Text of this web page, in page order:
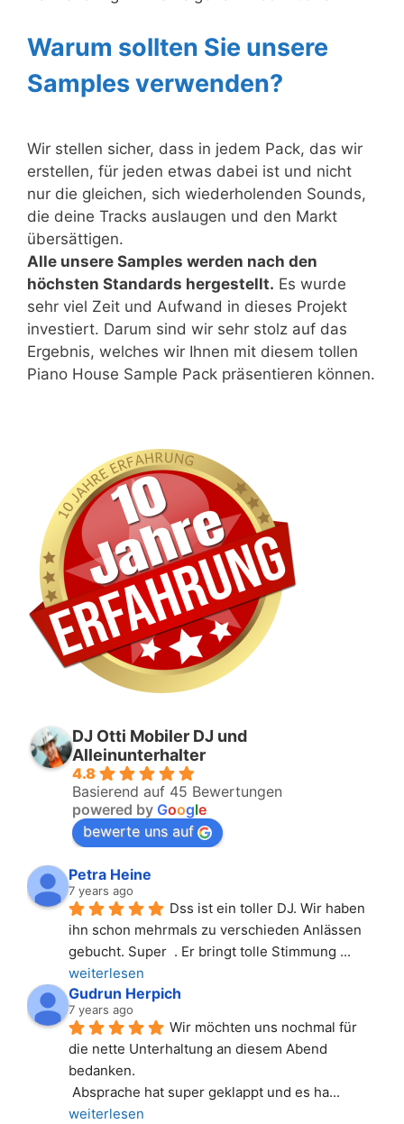
Warum sollten Sie unsere
Samples verwenden?
Wir stellen sicher, dass in jedem Pack, das wir
erstellen, für jeden etwas dabei ist und nicht
nur die gleichen, sich wiederholenden Sounds,
die deine Tracks auslaugen und den Markt
übersättigen.
Alle unsere Samples werden nach den
höchsten Standards hergestellt. Es wurde
sehr viel Zeit und Aufwand in dieses Projekt
investiert. Darum sind wir sehr stolz auf das
Ergebnis, welches wir Ihnen mit diesem tollen
Piano House Sample Pack präsentieren können.
DJ Otti Mobiler DJ und
Alleinunterhalter
4.8
Basierend auf 45 Bewertungen
powered by Google
bewerte uns auf
Petra Heine
7 years ago
Dss ist ein toller DJ. Wir haben
ihn schon mehrmals zu verschieden Anlässen
gebucht. Super  . Er bringt tolle Stimmung
weiterlesen
Gudrun Herpich
7 years ago
Wir möchten uns nochmal für
die nette Unterhaltung an diesem Abend
bedanken.
Absprache hat super geklappt und es ha
weiterlesen